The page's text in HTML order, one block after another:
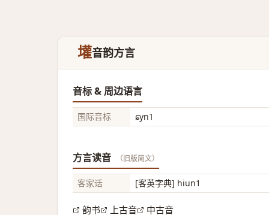
壦音韵方言
音标 & 周边语言
国际音标 ɕyn˥
方言读音 （旧版简文）
客家话 [客英字典] hiun1
韵书 上古音 中古音